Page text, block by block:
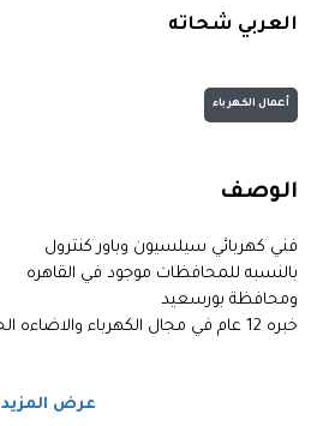
العربي شحاته
أعمال الكهرباء
الوصف
فني كهربائي سيلسيون وباور كنترول
بالنسبه للمحافظات موجود في القاهره
ومحافظة بورسعيد
خبره 12 عام في مجال الكهرباء والاضاءه الحديثه
عرض المزيد